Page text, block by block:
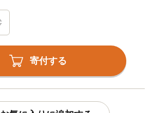
寄付する